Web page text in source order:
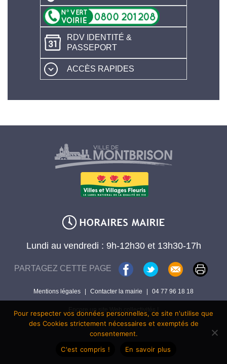
RDV IDENTITÉ &
PASSEPORT
ACCÈS RAPIDES
Lundi au vendredi : 9h-12h30 et 13h30-17h
PARTAGEZ CETTE PAGE
Mentions légales | Contacter la mairie | 04 77 96 18 18
Encore un site Web collectivités !
Pour respecter vos données personnelles, ce site n'utilise que
des Cookies strictement nécessaires et exemptés de
consentement.
C'est compris !
En savoir plus